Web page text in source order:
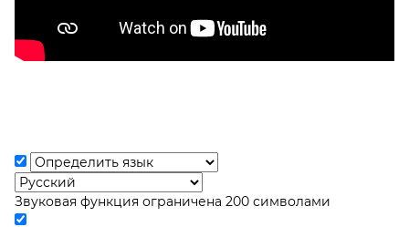
Звуковая функция ограничена 200 символами